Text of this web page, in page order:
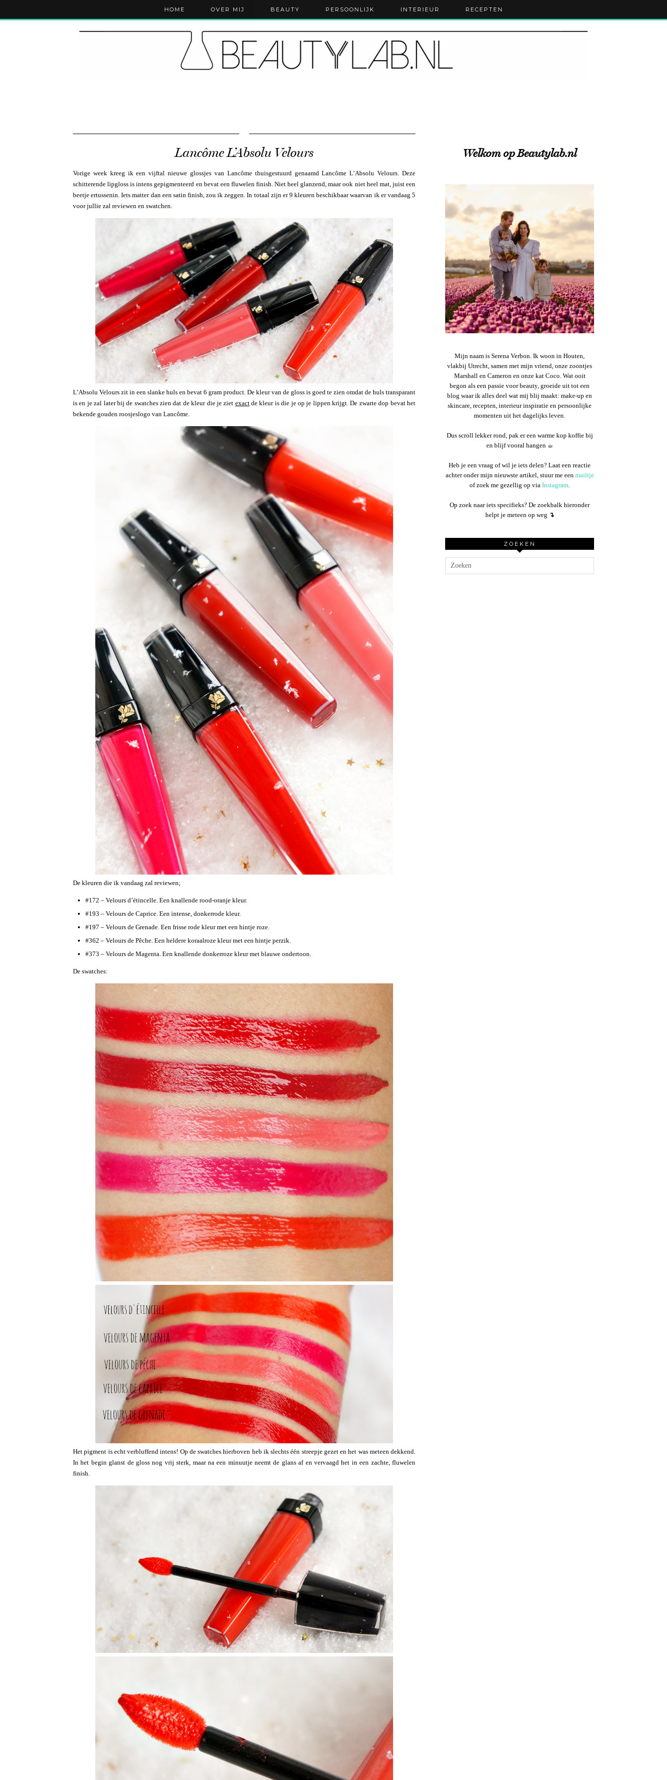
HOME OVER MIJ BEAUTY PERSOONLIJK INTERIEUR RECEPTEN
Lancôme L’Absolu Velours
Vorige week kreeg ik een vijftal nieuwe glossjes van Lancôme thuisgestuurd genaamd Lancôme L’Absolu Velours. Deze
schitterende lipgloss is intens gepigmenteerd en bevat een fluwelen finish. Niet heel glanzend, maar ook niet heel mat, juist een
beetje ertussenin. Iets matter dan een satin finish, zou ik zeggen. In totaal zijn er 9 kleuren beschikbaar waarvan ik er vandaag 5
voor jullie zal reviewen en swatchen.
L’Absolu Velours zit in een slanke huls en bevat 6 gram product. De kleur van de gloss is goed te zien omdat de huls transparant
is en je zal later bij de swatches zien dat de kleur die je ziet exactde kleur is die je op je lippen krijgt. De zwarte dop bevat het
bekende gouden roosjeslogo van Lancôme.
De kleuren die ik vandaag zal reviewen;
#172 – Velours d’étincelle. Een knallende rood-oranje kleur.
#193 – Velours de Caprice. Een intense, donkerrode kleur.
#197 – Velours de Grenade. Een frisse rode kleur met een hintje roze.
#362 – Velours de Pêche. Een heldere koraalroze kleur met een hintje perzik.
#373 – Velours de Magenta. Een knallende donkerroze kleur met blauwe ondertoon.
De swatches:
Het pigment is echt verbluffend intens! Op de swatches hierboven heb ik slechts één streepje gezet en het was meteen dekkend.
In het begin glanst de gloss nog vrij sterk, maar na een minuutje neemt de glans af en vervaagd het in een zachte, fluwelen
finish.
Welkom op Beautylab.nl
Mijn naam is Serena Verbon. Ik woon in Houten,
vlakbij Utrecht, samen met mijn vriend, onze zoontjes
Marshall en Cameron en onze kat Coco. Wat ooit
begon als een passie voor beauty, groeide uit tot een
blog waar ik alles deel wat mij blij maakt: make-up en
skincare, recepten, interieur inspiratie en persoonlijke
momenten uit het dagelijks leven.
Dus scroll lekker rond, pak er een warme kop koffie bij
en blijf vooral hangen ☕︎
Heb je een vraag of wil je iets delen? Laat een reactie
achter onder mijn nieuwste artikel, stuur me een mailtje
of zoek me gezellig op via Instagram.
Op zoek naar iets specifieks? De zoekbalk hieronder
helpt je meteen op weg ↴
ZOEKEN